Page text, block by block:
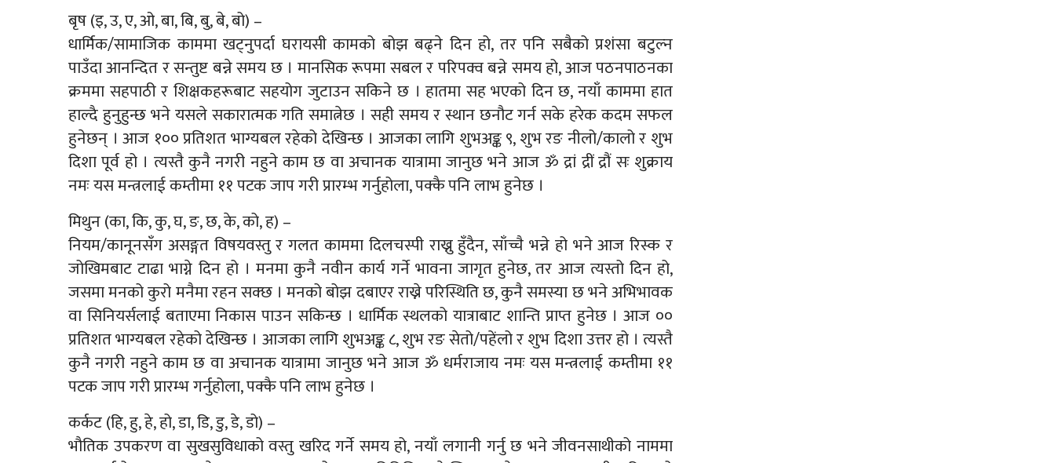
बृष (इ, उ, ए, ओ, बा, बि, बु, बे, बो) –
धार्मिक/सामाजिक काममा खट्नुपर्दा घरायसी कामको बोझ बढ्ने दिन हो, तर पनि सबैको प्रशंसा बटुल्न
पाउँदा आनन्दित र सन्तुष्ट बन्ने समय छ । मानसिक रूपमा सबल र परिपक्व बन्ने समय हो, आज पठनपाठनका
क्रममा सहपाठी र शिक्षकहरूबाट सहयोग जुटाउन सकिने छ । हातमा सह भएको दिन छ, नयाँ काममा हात
हाल्दै हुनुहुन्छ भने यसले सकारात्मक गति समात्नेछ । सही समय र स्थान छनौट गर्न सके हरेक कदम सफल
हुनेछन् । आज १०० प्रतिशत भाग्यबल रहेको देखिन्छ । आजका लागि शुभअङ्क ९, शुभ रङ नीलो/कालो र शुभ
दिशा पूर्व हो । त्यस्तै कुनै नगरी नहुने काम छ वा अचानक यात्रामा जानुछ भने आज ॐ द्रां द्रीं द्रौं सः शुक्राय
नमः यस मन्त्रलाई कम्तीमा ११ पटक जाप गरी प्रारम्भ गर्नुहोला, पक्कै पनि लाभ हुनेछ ।
मिथुन (का, कि, कु, घ, ङ, छ, के, को, ह) –
नियम/कानूनसँग असङ्गत विषयवस्तु र गलत काममा दिलचस्पी राख्नु हुँदैन, साँच्चै भन्ने हो भने आज रिस्क र
जोखिमबाट टाढा भाग्ने दिन हो । मनमा कुनै नवीन कार्य गर्ने भावना जागृत हुनेछ, तर आज त्यस्तो दिन हो,
जसमा मनको कुरो मनैमा रहन सक्छ । मनको बोझ दबाएर राख्ने परिस्थिति छ, कुनै समस्या छ भने अभिभावक
वा सिनियर्सलाई बताएमा निकास पाउन सकिन्छ । धार्मिक स्थलको यात्राबाट शान्ति प्राप्त हुनेछ । आज ००
प्रतिशत भाग्यबल रहेको देखिन्छ । आजका लागि शुभअङ्क ८, शुभ रङ सेतो/पहेंलो र शुभ दिशा उत्तर हो । त्यस्तै
कुनै नगरी नहुने काम छ वा अचानक यात्रामा जानुछ भने आज ॐ धर्मराजाय नमः यस मन्त्रलाई कम्तीमा ११
पटक जाप गरी प्रारम्भ गर्नुहोला, पक्कै पनि लाभ हुनेछ ।
कर्कट (हि, हु, हे, हो, डा, डि, डु, डे, डो) –
भौतिक उपकरण वा सुखसुविधाको वस्तु खरिद गर्ने समय हो, नयाँ लगानी गर्नु छ भने जीवनसाथीको नाममा